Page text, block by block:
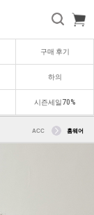
구매 후기
하의
시즌세일70%
ACC 홈웨어